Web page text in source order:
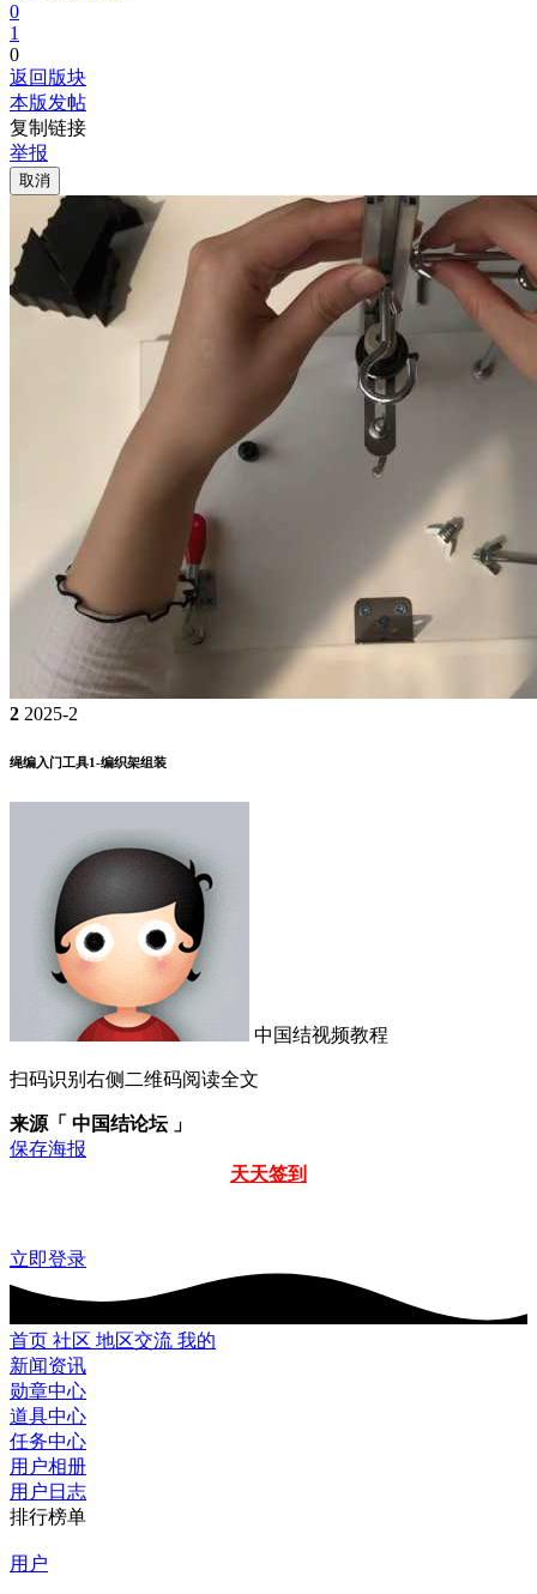
0
1
0
返回版块
本版发帖
复制链接
举报
取消
2 2025-2
绳编入门工具1-编织架组装
中国结视频教程
扫码识别右侧二维码阅读全文
来源「 中国结论坛 」
保存海报
天天签到
立即登录
首页 社区 地区交流 我的
新闻资讯
勋章中心
道具中心
任务中心
用户相册
用户日志
排行榜单
用户